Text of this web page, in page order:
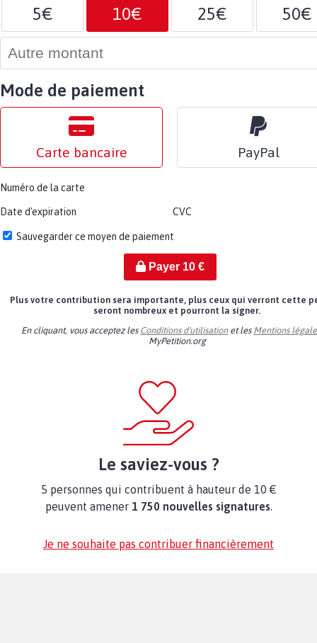
5€ 10€ 25€ 50€
Mode de paiement
Carte bancaire PayPal
Numéro de la carte
Date d'expiration CVC
Sauvegarder ce moyen de paiement
Payer 10€
Plus votre contribution sera importante, plus ceux qui verront cette
seront nombreux et pourront la signer.
En cliquant, vous acceptez les Conditions d'utilisationet les Mentions
MyPetition.org
Le saviez-vous ?
5 personnes qui contribuent à hauteur de 10 €
peuvent amener 1 750 nouvelles signatures.
Je ne souhaite pas contribuer financièrement